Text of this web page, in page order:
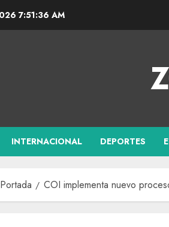
7:51:37 AM
INTERNACIONAL DEPORTES
Portada COI implementa nuevo